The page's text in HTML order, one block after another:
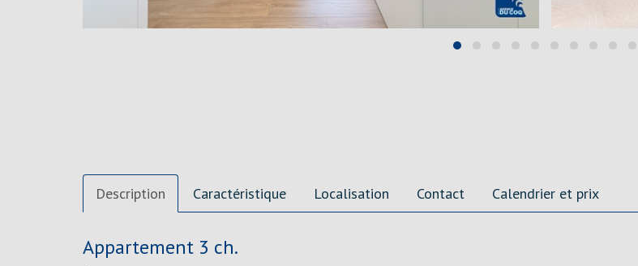
Description Caractéristique Localisation Contact Calendrier et prix
Description
Appartement 3 ch.